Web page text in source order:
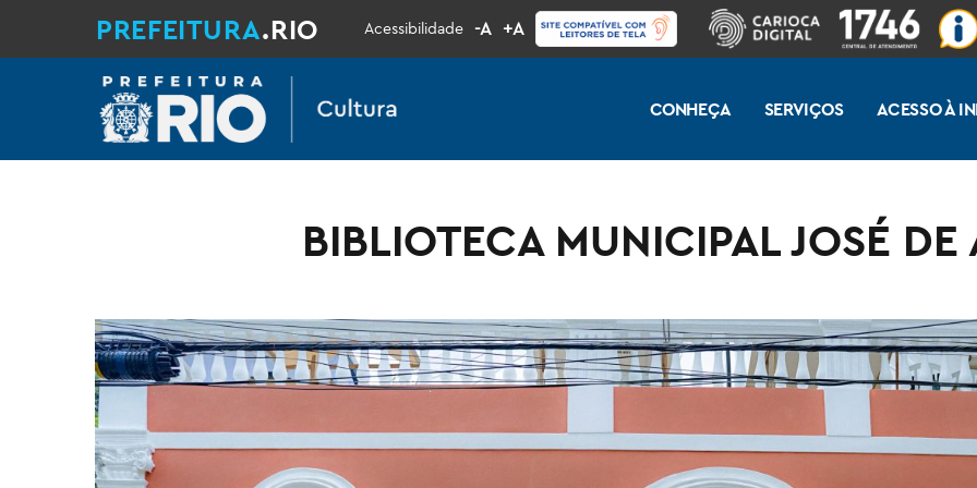
PREFEITURA.RIO Acessibilidade -A +A
CONHEÇA SERVIÇOS ACESSO À
BIBLIOTECA MUNICIPAL JOSÉ DE